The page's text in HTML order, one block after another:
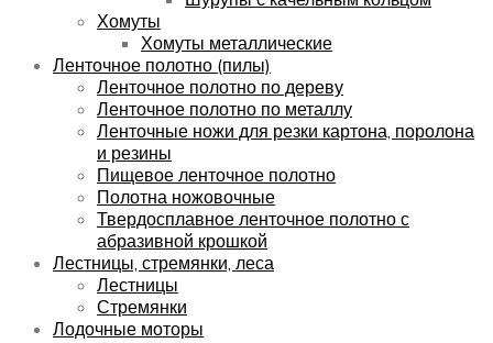
Хомуты
Хомуты металлические
Ленточное полотно (пилы)
Ленточное полотно по дереву
Ленточное полотно по металлу
Ленточные ножи для резки картона, поролона
и резины
Пищевое ленточное полотно
Полотна ножовочные
Твердосплавное ленточное полотно с
абразивной крошкой
Лестницы, стремянки, леса
Лестницы
Стремянки
Лодочные моторы